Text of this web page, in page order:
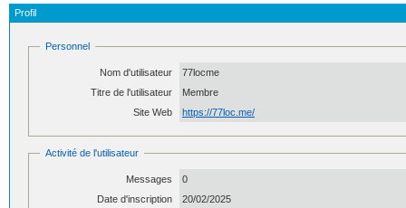
Profil
Personnel
Nom d'utilisateur
77locme
Titre de l'utilisateur
Membre
Site Web
https://77loc.me/
Activité de l'utilisateur
Messages
0
Date d'inscription
20/02/2025